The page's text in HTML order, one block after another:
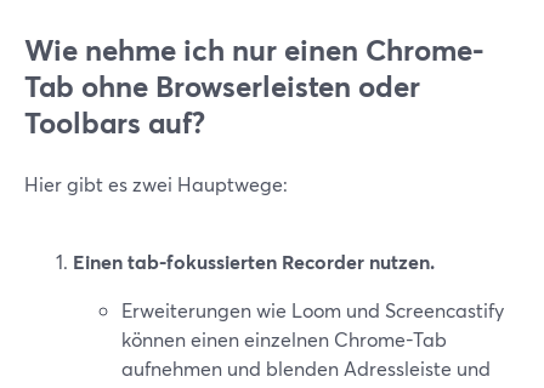
Wie nehme ich nur einen Chrome-
Tab ohne Browserleisten oder
Toolbars auf?
Hier gibt es zwei Hauptwege:
Einen tab-fokussierten Recorder nutzen.
Erweiterungen wie Loom und Screencastify
können einen einzelnen Chrome-Tab
aufnehmen und blenden Adressleiste und